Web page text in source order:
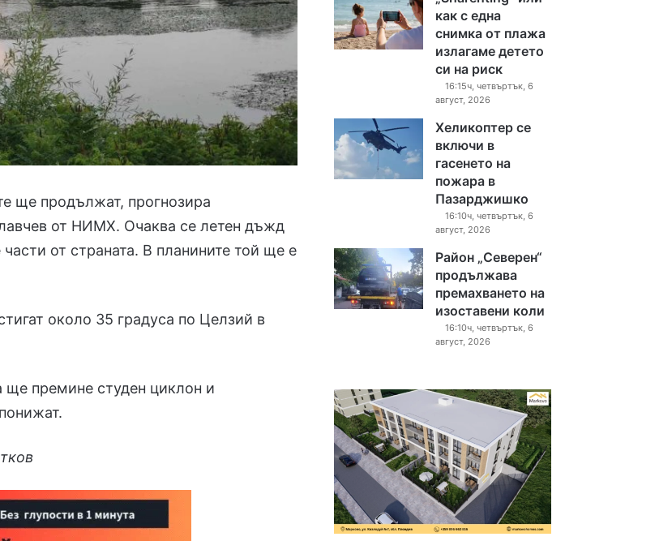
ще продължат, прогнозира
от НИМХ. Очаква се летен дъжд
от страната. В планините той ще е
около 35 градуса по Целзий в
ще премине студен циклон и
как с една
снимка от плажа
излагаме детето
си на риск
16:15ч, четвъртък, 6
август, 2026
Хеликоптер се
включи в
гасенето на
пожара в
Пазарджишко
16:10ч, четвъртък, 6
август, 2026
Район „Северен“
продължава
премахването на
изоставени коли
16:10ч, четвъртък, 6
август, 2026